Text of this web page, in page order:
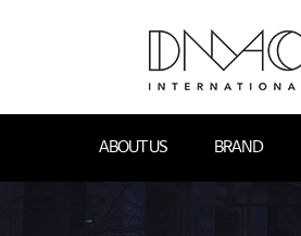
ABOUT US BRAND